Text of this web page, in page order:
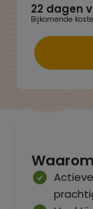
22 dagen
Bijkomende